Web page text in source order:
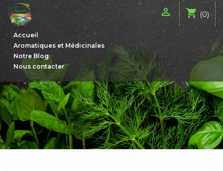
shopping_cart (0)

Accueil
Aromatiques et Médicinales
Notre Blog
Nous contacter